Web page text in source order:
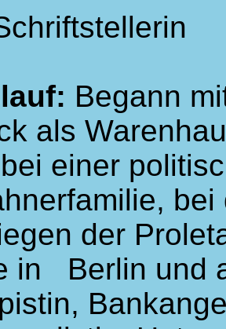
Begann
als
einer
der
in Berlin und